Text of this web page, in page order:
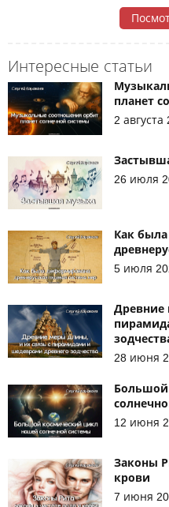
Интересные статьи
планет
2 августа
26 июля
Как
5 июля
Древние
28 июня
12 июня
Законы
крови
7 июня